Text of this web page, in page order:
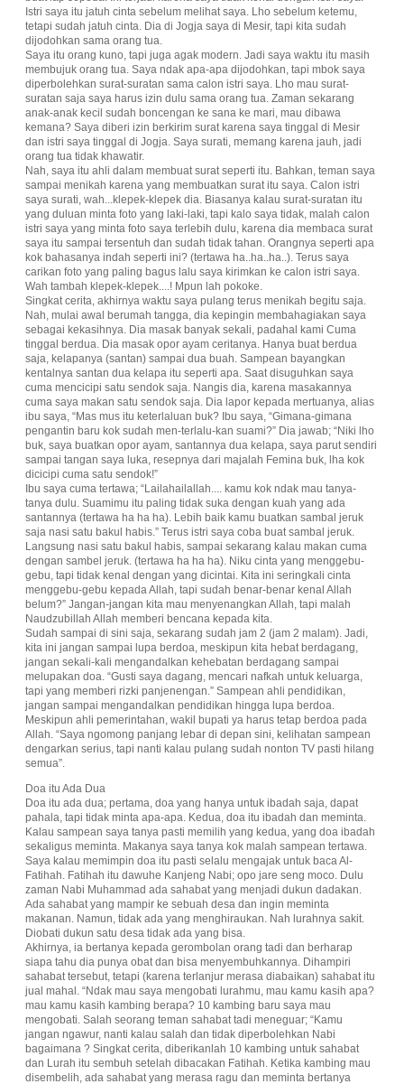
Istri saya itu jatuh cinta sebelum melihat saya. Lho sebelum ketemu,
tetapi sudah jatuh cinta. Dia di Jogja saya di Mesir, tapi kita sudah
dijodohkan sama orang tua.
Saya itu orang kuno, tapi juga agak modern. Jadi saya waktu itu masih
membujuk orang tua. Saya ndak apa-apa dijodohkan, tapi mbok saya
diperbolehkan surat-suratan sama calon istri saya. Lho mau surat-
suratan saja saya harus izin dulu sama orang tua. Zaman sekarang
anak-anak kecil sudah boncengan ke sana ke mari, mau dibawa
kemana? Saya diberi izin berkirim surat karena saya tinggal di Mesir
dan istri saya tinggal di Jogja. Saya surati, memang karena jauh, jadi
orang tua tidak khawatir.
Nah, saya itu ahli dalam membuat surat seperti itu. Bahkan, teman saya
sampai menikah karena yang membuatkan surat itu saya. Calon istri
saya surati, wah...klepek-klepek dia. Biasanya kalau surat-suratan itu
yang duluan minta foto yang laki-laki, tapi kalo saya tidak, malah calon
istri saya yang minta foto saya terlebih dulu, karena dia membaca surat
saya itu sampai tersentuh dan sudah tidak tahan. Orangnya seperti apa
kok bahasanya indah seperti ini? (tertawa ha..ha..ha..). Terus saya
carikan foto yang paling bagus lalu saya kirimkan ke calon istri saya.
Wah tambah klepek-klepek....! Mpun lah pokoke.
Singkat cerita, akhirnya waktu saya pulang terus menikah begitu saja.
Nah, mulai awal berumah tangga, dia kepingin membahagiakan saya
sebagai kekasihnya. Dia masak banyak sekali, padahal kami Cuma
tinggal berdua. Dia masak opor ayam ceritanya. Hanya buat berdua
saja, kelapanya (santan) sampai dua buah. Sampean bayangkan
kentalnya santan dua kelapa itu seperti apa. Saat disuguhkan saya
cuma mencicipi satu sendok saja. Nangis dia, karena masakannya
cuma saya makan satu sendok saja. Dia lapor kepada mertuanya, alias
ibu saya, “Mas mus itu keterlaluan buk? Ibu saya, “Gimana-gimana
pengantin baru kok sudah men-terlalu-kan suami?” Dia jawab; “Niki lho
buk, saya buatkan opor ayam, santannya dua kelapa, saya parut sendiri
sampai tangan saya luka, resepnya dari majalah Femina buk, lha kok
dicicipi cuma satu sendok!”
Ibu saya cuma tertawa; “Lailahailallah.... kamu kok ndak mau tanya-
tanya dulu. Suamimu itu paling tidak suka dengan kuah yang ada
santannya (tertawa ha ha ha). Lebih baik kamu buatkan sambal jeruk
saja nasi satu bakul habis.” Terus istri saya coba buat sambal jeruk.
Langsung nasi satu bakul habis, sampai sekarang kalau makan cuma
dengan sambel jeruk. (tertawa ha ha ha). Niku cinta yang menggebu-
gebu, tapi tidak kenal dengan yang dicintai. Kita ini seringkali cinta
menggebu-gebu kepada Allah, tapi sudah benar-benar kenal Allah
belum?” Jangan-jangan kita mau menyenangkan Allah, tapi malah
Naudzubillah Allah memberi bencana kepada kita.
Sudah sampai di sini saja, sekarang sudah jam 2 (jam 2 malam). Jadi,
kita ini jangan sampai lupa berdoa, meskipun kita hebat berdagang,
jangan sekali-kali mengandalkan kehebatan berdagang sampai
melupakan doa. “Gusti saya dagang, mencari nafkah untuk keluarga,
tapi yang memberi rizki panjenengan.” Sampean ahli pendidikan,
jangan sampai mengandalkan pendidikan hingga lupa berdoa.
Meskipun ahli pemerintahan, wakil bupati ya harus tetap berdoa pada
Allah. “Saya ngomong panjang lebar di depan sini, kelihatan sampean
dengarkan serius, tapi nanti kalau pulang sudah nonton TV pasti hilang
semua”.
Doa itu Ada Dua
Doa itu ada dua; pertama, doa yang hanya untuk ibadah saja, dapat
pahala, tapi tidak minta apa-apa. Kedua, doa itu ibadah dan meminta.
Kalau sampean saya tanya pasti memilih yang kedua, yang doa ibadah
sekaligus meminta. Makanya saya tanya kok malah sampean tertawa.
Saya kalau memimpin doa itu pasti selalu mengajak untuk baca Al-
Fatihah. Fatihah itu dawuhe Kanjeng Nabi; opo jare seng moco. Dulu
zaman Nabi Muhammad ada sahabat yang menjadi dukun dadakan.
Ada sahabat yang mampir ke sebuah desa dan ingin meminta
makanan. Namun, tidak ada yang menghiraukan. Nah lurahnya sakit.
Diobati dukun satu desa tidak ada yang bisa.
Akhirnya, ia bertanya kepada gerombolan orang tadi dan berharap
siapa tahu dia punya obat dan bisa menyembuhkannya. Dihampiri
sahabat tersebut, tetapi (karena terlanjur merasa diabaikan) sahabat itu
jual mahal. “Ndak mau saya mengobati lurahmu, mau kamu kasih apa?
mau kamu kasih kambing berapa? 10 kambing baru saya mau
mengobati. Salah seorang teman sahabat tadi meneguar; “Kamu
jangan ngawur, nanti kalau salah dan tidak diperbolehkan Nabi
bagaimana ? Singkat cerita, diberikanlah 10 kambing untuk sahabat
dan Lurah itu sembuh setelah dibacakan Fatihah. Ketika kambing mau
disembelih, ada sahabat yang merasa ragu dan meminta bertanya